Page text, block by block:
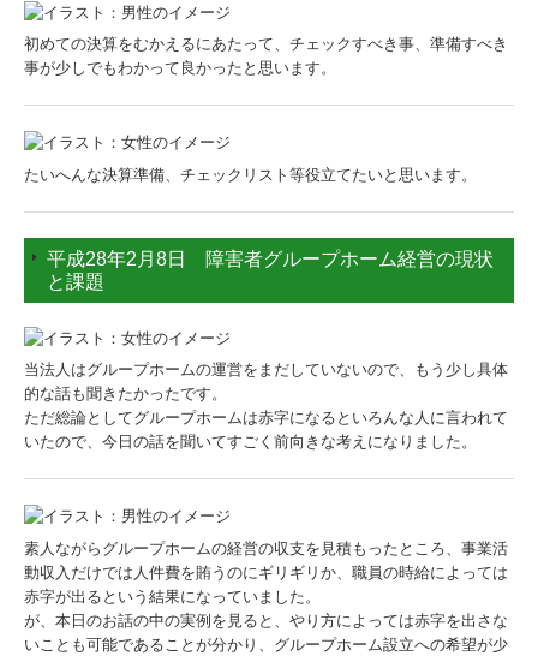
初めての決算をむかえるにあたって、チェックすべき事、準備すべき
事が少しでもわかって良かったと思います。
たいへんな決算準備、チェックリスト等役立てたいと思います。
平成28年2月8日 障害者グループホーム経営の現状
と課題
当法人はグループホームの運営をまだしていないので、もう少し具体
的な話も聞きたかったです。
ただ総論としてグループホームは赤字になるといろんな人に言われて
いたので、今日の話を聞いてすごく前向きな考えになりました。
素人ながらグループホームの経営の収支を見積もったところ、事業活
動収入だけでは人件費を賄うのにギリギリか、職員の時給によっては
赤字が出るという結果になっていました。
が、本日のお話の中の実例を見ると、やり方によっては赤字を出さな
いことも可能であることが分かり、グループホーム設立への希望が少